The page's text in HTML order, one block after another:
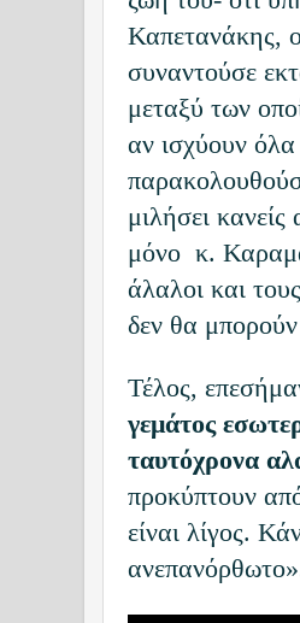
Καπετανάκης,
συναντούσε
μεταξύ των
αν ισχύουν όλα
μιλήσει
μόνο κ.
άλαλοι και
δεν θα
Τέλος,
γεμάτος
ταυτόχρονα
προκύπτουν
είναι λίγος.